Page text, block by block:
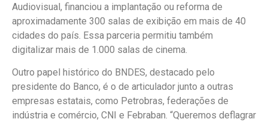
Audiovisual, financiou a implantação ou reforma de
aproximadamente 300 salas de exibição em mais de 40
cidades do país. Essa parceria permitiu também
digitalizar mais de 1.000 salas de cinema.
Outro papel histórico do BNDES, destacado pelo
presidente do Banco, é o de articulador junto a outras
empresas estatais, como Petrobras, federações de
indústria e comércio, CNI e Febraban. “Queremos deflagrar